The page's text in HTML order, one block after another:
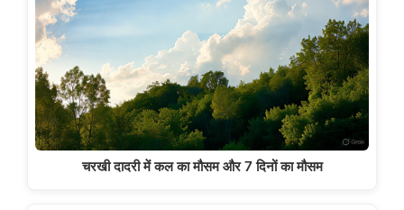
चरखी दादरी में कल का मौसम और 7 दिनों का मौसम